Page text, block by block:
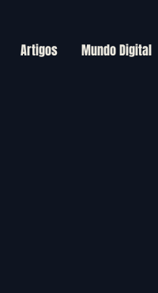
Artigos Mundo Digital